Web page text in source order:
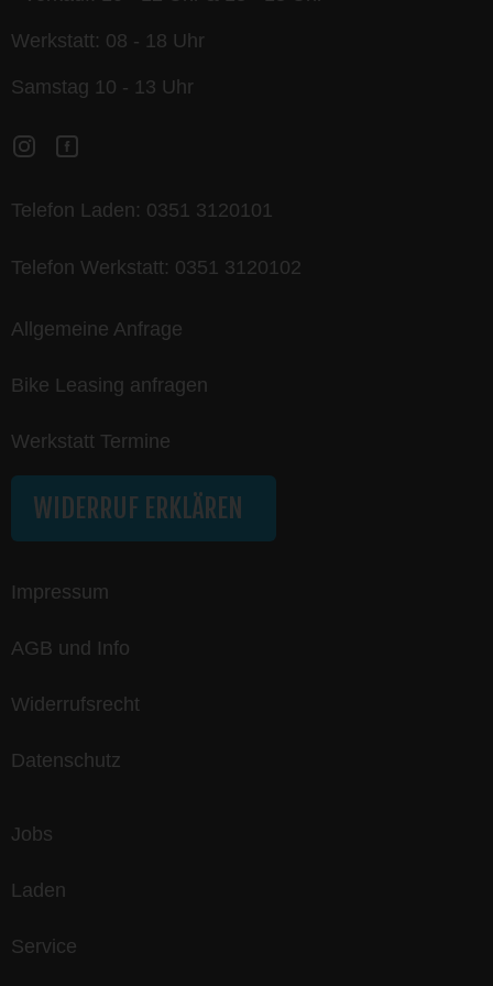
Werkstatt: 08 - 18 Uhr
Samstag 10 - 13 Uhr
Telefon Laden: 0351 3120101
Telefon Werkstatt: 0351 3120102
Allgemeine Anfrage
Bike Leasing anfragen
Werkstatt Termine
WIDERRUF ERKLÄREN
Impressum
AGB und Info
Widerrufsrecht
Datenschutz
Jobs
Laden
Service